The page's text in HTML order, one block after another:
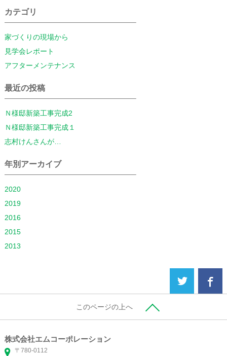
カテゴリ
家づくりの現場から
見学会レポート
アフターメンテナンス
最近の投稿
Ｎ様邸新築工事完成2
Ｎ様邸新築工事完成１
志村けんさんが…
年別アーカイブ
2020
2019
2016
2015
2013
このページの上へ
株式会社エムコーポレーション
〒780-0112